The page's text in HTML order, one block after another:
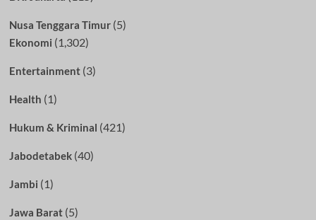
Nusa Tenggara Timur(5)
Ekonomi (1,302)
Entertainment(3)
Health (1)
Hukum & Kriminal (421)
Jabodetabek(40)
Jambi (1)
Jawa Barat(5)